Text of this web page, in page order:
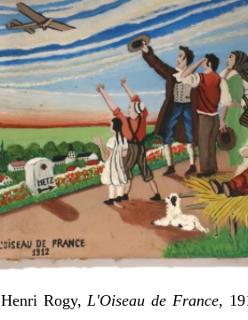
Henri Rogy,L'Oiseau de France,